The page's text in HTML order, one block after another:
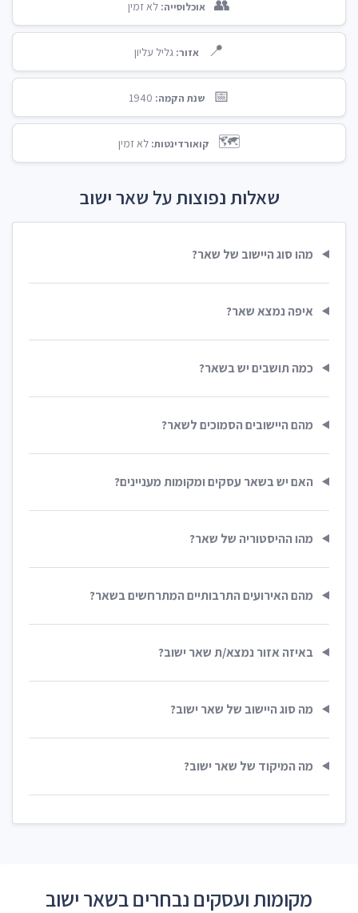
👥 אוכלוסייה: לא זמין
📍 אזור: גליל עליון
📅 שנת הקמה: 1940
🗺️ קואורדינטות: לא זמין
שאלות נפוצות על שאר ישוב
מהו סוג היישוב של שאר?
איפה נמצא שאר?
כמה תושבים יש בשאר?
מהם היישובים הסמוכים לשאר?
האם יש בשאר עסקים ומקומות מעניינים?
מהו ההיסטוריה של שאר?
מהם האירועים התרבותיים המתרחשים בשאר?
באיזה אזור נמצא/ת שאר ישוב?
מה סוג היישוב של שאר ישוב?
מה המיקוד של שאר ישוב?
מקומות ועסקים נבחרים בשאר ישוב